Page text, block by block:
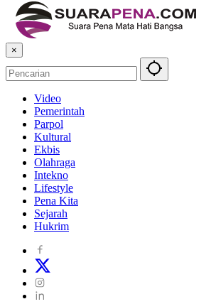
×
Video
Pemerintah
Parpol
Kultural
Ekbis
Olahraga
Intekno
Lifestyle
Pena Kita
Sejarah
Hukrim